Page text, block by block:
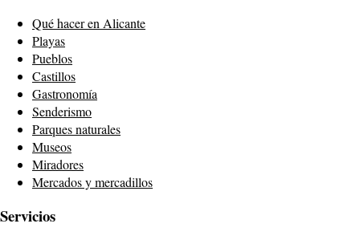
Qué hacer en Alicante
Playas
Pueblos
Castillos
Gastronomía
Senderismo
Parques naturales
Museos
Miradores
Mercados y mercadillos
Servicios